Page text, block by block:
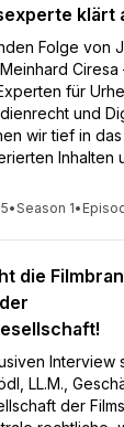
klärt
Folge von
Ciresa
für
und
wir tief in
Inhalten
•Season 1•
die
Interview
LL.M.,
der